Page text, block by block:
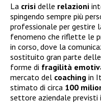
La crisi delle relazioni
spingendo sempre più
professionale per gestire
fenomeno che riflette le
in corso, dove la
sostituito gran parte
forme di fragilità
mercato del coaching in
stimato di circa 100
settore aziendale previsti